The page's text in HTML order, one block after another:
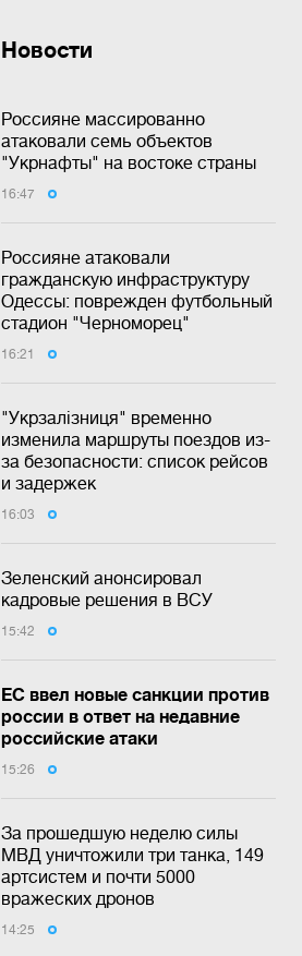
Новости
Россияне массированно
атаковали семь объектов
"Укрнафты" на востоке страны
16:47
Россияне атаковали
гражданскую инфраструктуру
Одессы: поврежден футбольный
стадион "Черноморец"
16:21
"Укрзалізниця" временно
изменила маршруты поездов из-
за безопасности: список рейсов
и задержек
16:03
Зеленский анонсировал
кадровые решения в ВСУ
15:42
ЕС ввел новые санкции против
россии в ответ на недавние
российские атаки
15:26
За прошедшую неделю силы
МВД уничтожили три танка, 149
артсистем и почти 5000
вражеских дронов
14:25